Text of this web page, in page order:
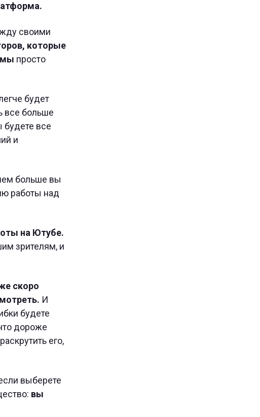
своими
которые
просто
будет
все больше
будете все
и
больше вы
работы над
на Ютубе.
зрителям, и
скоро
И
будете
дороже
его,
выберете
вы